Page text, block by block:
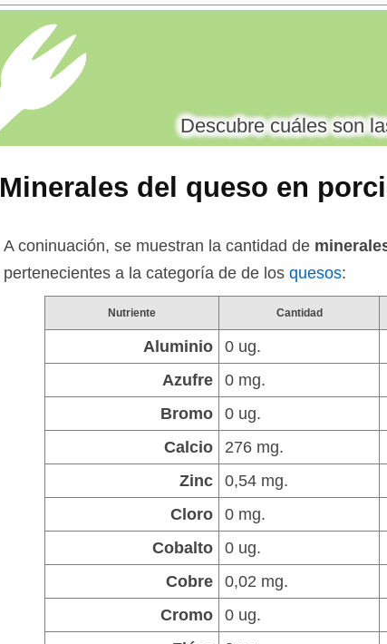
Minerales del queso en
Descubre cuáles son
A coninuación, se muestran la cantidad de
pertenecientes a la categoría de de los quesos:
Nutriente Cantidad
Aluminio 0 ug.
Azufre
0 mg.
Bromo
0 ug.
Calcio
276 mg.
Zinc
0,54 mg.
Cloro
0 mg.
Cobalto
0 ug.
Cobre
0,02 mg.
Cromo
0 ug.